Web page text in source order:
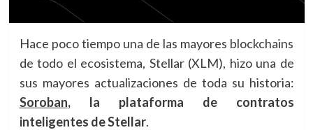
Hace poco tiempo una de las mayores blockchains
de todo el ecosistema, Stellar (XLM), hizo una de
sus mayores actualizaciones de toda su historia:
Soroban, la plataforma de contratos
inteligentes de Stellar.